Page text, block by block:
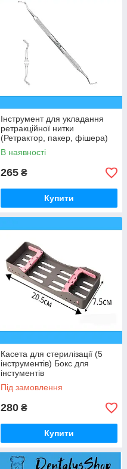
Інструмент для укладання
ретракційної нитки
(Ретрактор, пакер, фішера)
Falcon DI.005.010
В наявності
265 ₴
Купити
Касета для стерилізації (5
інструментів) Бокс для
інстументів
Під замовлення
280 ₴
Купити